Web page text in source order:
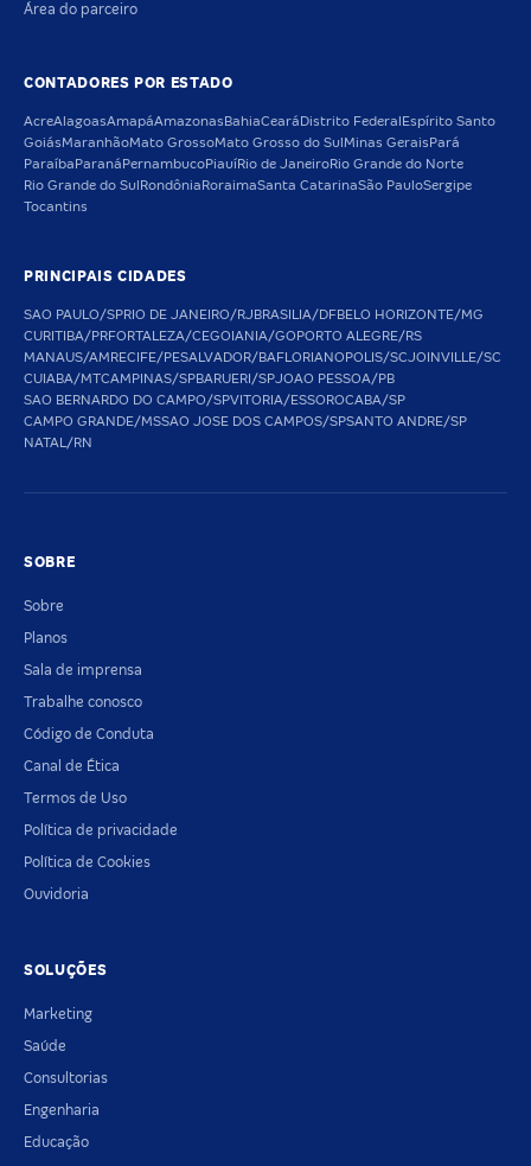
Área do parceiro
CONTADORES POR ESTADO
AcreAlagoasAmapáAmazonas BahiaCeará Distrito Federal Espírito Santo
GoiásMaranhãoMato GrossoMato Grosso do Sul Minas Gerais Pará
Paraíba Paraná PernambucoPiauíRio de JaneiroRio Grande do Norte
Rio Grande do Sul Rondônia RoraimaSanta CatarinaSão PauloSergipe
Tocantins
PRINCIPAIS CIDADES
SAO PAULO/SPRIO DE JANEIRO/RJBRASILIA/DFBELO HORIZONTE/MG
CURITIBA/PRFORTALEZA/CEGOIANIA/GOPORTO ALEGRE/RS
MANAUS/AMRECIFE/PESALVADOR/BAFLORIANOPOLIS/SCJOINVILLE/SC
CUIABA/MTCAMPINAS/SPBARUERI/SPJOAO PESSOA/PB
SAO BERNARDO DO CAMPO/SPVITORIA/ESSOROCABA/SP
CAMPO GRANDE/MSSAO JOSE DOS CAMPOS/SPSANTO ANDRE/SP
NATAL/RN
SOBRE
Sobre
Planos
Sala de imprensa
Trabalhe conosco
Código de Conduta
Canal de Ética
Termos de Uso
Política de privacidade
Política de Cookies
Ouvidoria
SOLUÇÕES
Marketing
Saúde
Consultorias
Engenharia
Educação